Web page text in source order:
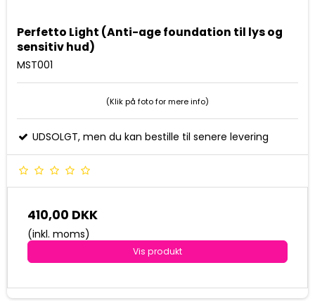
Perfetto Light (Anti-age foundation til lys og
sensitiv hud)
MST001
(Klik på foto for mere info)
UDSOLGT, men du kan bestille til senere levering
410,00 DKK
(inkl. moms)
Vis produkt